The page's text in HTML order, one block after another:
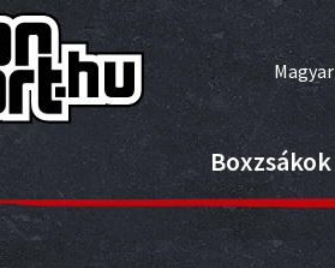
Magyar
Boxzsákok